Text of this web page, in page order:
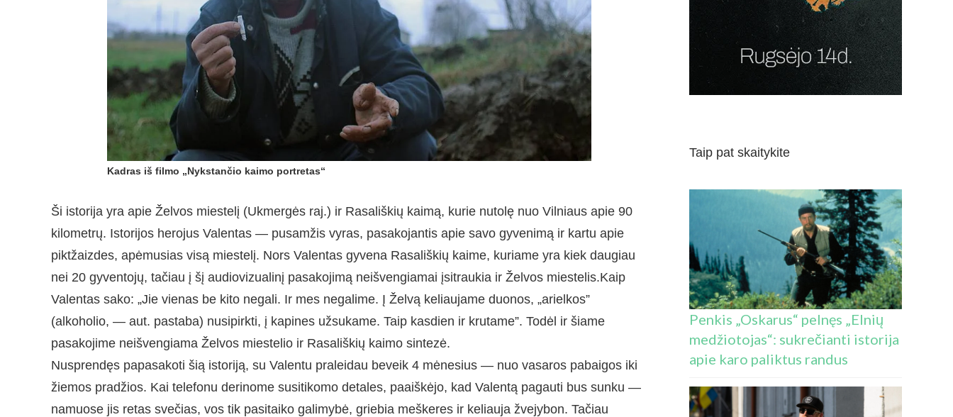
Kadras iš filmo „Nykstančio kaimo portretas“
Ši istorija yra apie Želvos miestelį (Ukmergės raj.) ir Rasališkių kaimą, kurie nutolę nuo Vilniaus apie 90
kilometrų. Istorijos herojus Valentas — pusamžis vyras, pasakojantis apie savo gyvenimą ir kartu apie
piktžaizdes, apėmusias visą miestelį. Nors Valentas gyvena Rasališkių kaime, kuriame yra kiek daugiau
nei 20 gyventojų, tačiau į šį audiovizualinį pasakojimą neišvengiamai įsitraukia ir Želvos miestelis.Kaip
Valentas sako: „Jie vienas be kito negali. Ir mes negalime. Į Želvą keliaujame duonos, „arielkos”
(alkoholio, — aut. pastaba) nusipirkti, į kapines užsukame. Taip kasdien ir krutame”. Todėl ir šiame
pasakojime neišvengiama Želvos miestelio ir Rasališkių kaimo sintezė.
Nusprendęs papasakoti šią istoriją, su Valentu praleidau beveik 4 mėnesius — nuo vasaros pabaigos iki
žiemos pradžios. Kai telefonu derinome susitikomo detales, paaiškėjo, kad Valentą pagauti bus sunku —
namuose jis retas svečias, vos tik pasitaiko galimybė, griebia meškeres ir keliauja žvejybon. Tačiau
Taip pat skaitykite
Penkis „Oskarus“ pelnęs „Elnių
medžiotojas“: sukrečianti istorija
apie karo paliktus randus